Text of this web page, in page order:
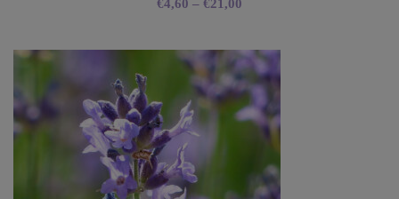
€4,60 – €21,00